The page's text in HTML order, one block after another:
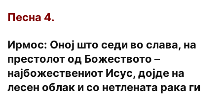
Песна 4.
Ирмос: Оној што седи во слава, на
престолот од Божеството –
најбожествениот Исус, дојде на
лесен облак и со нетлената рака ги